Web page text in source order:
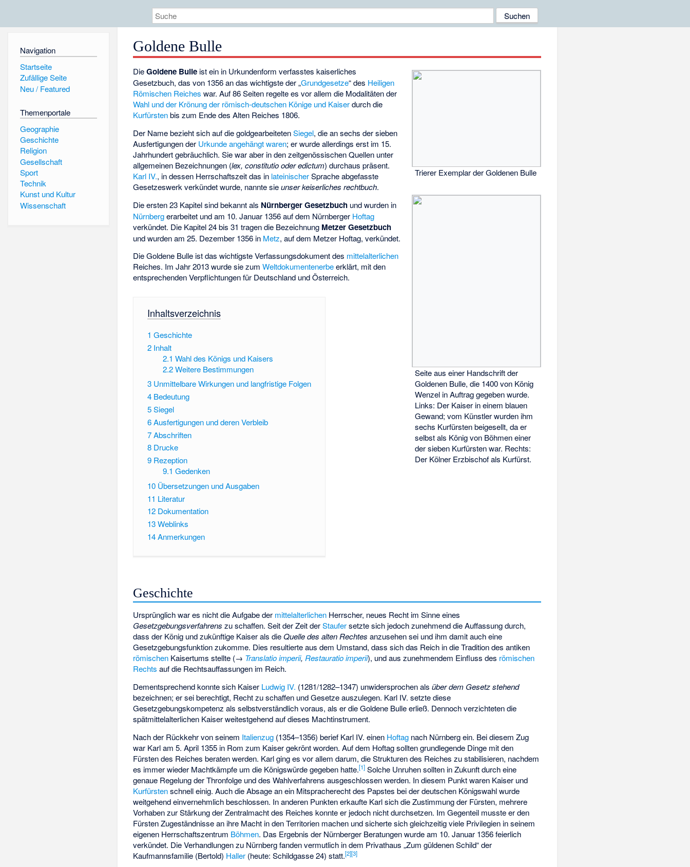
Navigation
Startseite
Zufällige Seite
Neu / Featured
Themenportale
Geographie
Geschichte
Religion
Gesellschaft
Sport
Technik
Kunst und Kultur
Wissenschaft
Goldene Bulle
Trierer Exemplar der Goldenen Bulle
Seite aus einer Handschrift der
Goldenen Bulle, die 1400 von König
Wenzel in Auftrag gegeben wurde.
Links: Der Kaiser in einem blauen
Gewand; vom Künstler wurden ihm
sechs Kurfürsten beigesellt, da er
selbst als König von Böhmen einer
der sieben Kurfürsten war. Rechts:
Der Kölner Erzbischof als Kurfürst.
DieGoldene Bulle ist ein in Urkundenform verfasstes kaiserliches
Gesetzbuch, das von 1356 an das wichtigste der „Grundgesetze“ des Heiligen
Römischen Reiches war. Auf 86 Seiten regelte es vor allem die Modalitäten der
Wahl und der Krönung der römisch-deutschen Könige und Kaiserdurch die
Kurfürstenbis zum Ende des Alten Reiches 1806.
Der Name bezieht sich auf die goldgearbeitetenSiegel, die an sechs der sieben
Ausfertigungen der Urkunde angehängt waren; er wurde allerdings erst im 15.
Jahrhundert gebräuchlich. Sie war aber in den zeitgenössischen Quellen unter
allgemeinen Bezeichnungen (lex, constitutio oder edictum) durchaus präsent.
Karl IV., in dessen Herrschaftszeit das in lateinischerSprache abgefasste
Gesetzeswerk verkündet wurde, nannte sieunser keiserliches rechtbuch.
Die ersten 23 Kapitel sind bekannt als Nürnberger Gesetzbuch und wurden in
Nürnbergerarbeitet und am 10. Januar 1356 auf dem Nürnberger Hoftag
verkündet. Die Kapitel 24 bis 31 tragen die Bezeichnung Metzer Gesetzbuch
und wurden am 25. Dezember 1356 in Metz, auf dem Metzer Hoftag, verkündet.
Die Goldene Bulle ist das wichtigste Verfassungsdokument des mittelalterlichen
Reiches. Im Jahr 2013 wurde sie zumWeltdokumentenerbeerklärt, mit den
entsprechenden Verpflichtungen für Deutschland und Österreich.
Inhaltsverzeichnis
1 Geschichte
2 Inhalt
2.1 Wahl des Königs und Kaisers
2.2 Weitere Bestimmungen
3 Unmittelbare Wirkungen und langfristige Folgen
4 Bedeutung
5Siegel
6Ausfertigungen und deren Verbleib
7Abschriften
8 Drucke
9 Rezeption
9.1 Gedenken
10 Übersetzungen und Ausgaben
11 Literatur
12 Dokumentation
13Weblinks
14Anmerkungen
Geschichte
Ursprünglich war es nicht die Aufgabe der mittelalterlichen Herrscher, neues Recht im Sinne eines
Gesetzgebungsverfahrens zu schaffen. Seit der Zeit derStaufersetzte sich jedoch zunehmend die Auffassung durch,
dass der König und zukünftige Kaiser als dieQuelle des alten Rechtes anzusehen sei und ihm damit auch eine
Gesetzgebungsfunktion zukomme. Dies resultierte aus dem Umstand, dass sich das Reich in die Tradition des antiken
römischen Kaisertums stellte (→ Translatio imperii,Restauratio imperii), und aus zunehmendem Einfluss des römischen
Rechts auf die Rechtsauffassungen im Reich.
Dementsprechend konnte sich Kaiser Ludwig IV. (1281/1282–1347) unwidersprochen alsüber dem Gesetz stehend
bezeichnen; er sei berechtigt, Recht zu schaffen und Gesetze auszulegen. Karl IV. setzte diese
Gesetzgebungskompetenz als selbstverständlich voraus, als er die Goldene Bulle erließ. Dennoch verzichteten die
spätmittelalterlichen Kaiser weitestgehend auf dieses Machtinstrument.
Nach der Rückkehr von seinem Italienzug (1354–1356) berief Karl IV. einen Hoftag nach Nürnberg ein. Bei diesem Zug
war Karl am 5. April 1355 in Rom zum Kaiser gekrönt worden. Auf dem Hoftag sollten grundlegende Dinge mit den
Fürsten des Reiches beraten werden. Karl ging es vor allem darum, die Strukturen des Reiches zu stabilisieren, nachdem
es immer wieder Machtkämpfe um die Königswürde gegeben hatte.[1] Solche Unruhen sollten in Zukunft durch eine
genaue Regelung der Thronfolge und des Wahlverfahrens ausgeschlossen werden. In diesem Punkt waren Kaiser und
Kurfürstenschnell einig. Auch die Absage an ein Mitspracherecht des Papstes bei der deutschen Königswahl wurde
weitgehend einvernehmlich beschlossen. In anderen Punkten erkaufte Karl sich die Zustimmung der Fürsten, mehrere
Vorhaben zur Stärkung der Zentralmacht des Reiches konnte er jedoch nicht durchsetzen. Im Gegenteil musste er den
Fürsten Zugeständnisse an ihre Macht in den Territorien machen und sicherte sich gleichzeitig viele Privilegien in seinem
eigenen Herrschaftszentrum Böhmen. Das Ergebnis der Nürnberger Beratungen wurde am 10. Januar 1356 feierlich
verkündet. Die Verhandlungen zu Nürnberg fanden vermutlich in dem Privathaus „Zum güldenen Schild“ der
Kaufmannsfamilie (Bertold) Haller (heute: Schildgasse 24) statt.[2][3]